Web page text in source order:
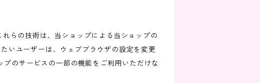
らの技術は、当ショップによる当ショップの
いユーザーは、ウェブブラウザの設定を変更
のサービスの一部の機能をご利用いただけな